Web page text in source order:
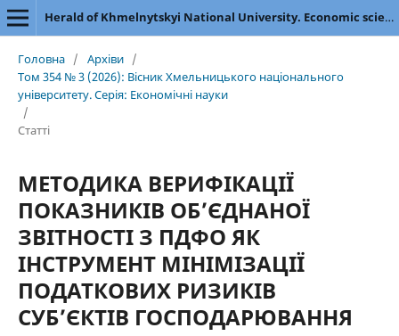
Herald of Khmelnytskyi National University. Economic sciences
Головна / Архіви /
Том 354 № 3 (2026): Вісник Хмельницького національного
університету. Серія: Економічні науки
/
Статті
МЕТОДИКА ВЕРИФІКАЦІЇ
ПОКАЗНИКІВ ОБ’ЄДНАНОЇ
ЗВІТНОСТІ З ПДФО ЯК
ІНСТРУМЕНТ МІНІМІЗАЦІЇ
ПОДАТКОВИХ РИЗИКІВ
СУБ’ЄКТІВ ГОСПОДАРЮВАННЯ